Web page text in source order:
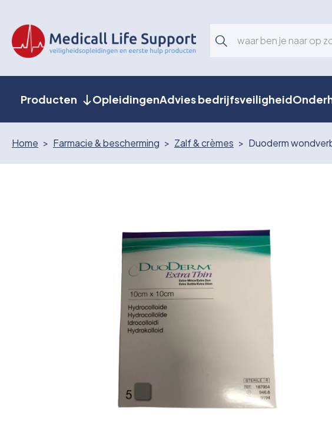
Producten OpleidingenAdvies bedrijfsveiligheid
Home Farmacie & bescherming Zalf & crèmes Duoderm